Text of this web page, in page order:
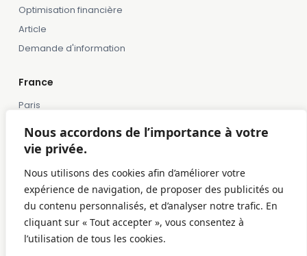
Nous accordons de l’importance à votre
vie privée.
Nous utilisons des cookies afin d’améliorer votre
expérience de navigation, de proposer des publicités ou
du contenu personnalisés, et d’analyser notre trafic. En
cliquant sur « Tout accepter », vous consentez à
l’utilisation de tous les cookies.
Optimisation financière
Article
Demande d'information
France
Paris
Lille
Bordeaux
Toulose
© 2025 Davancorp France·Confidentialité